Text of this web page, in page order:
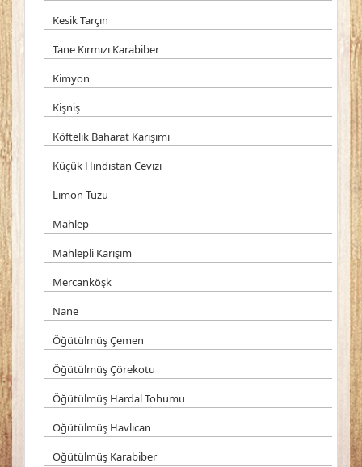
Kesik Tarçın
Tane Kırmızı Karabiber
Kimyon
Kişniş
Köftelik Baharat Karışımı
Küçük Hindistan Cevizi
Limon Tuzu
Mahlep
Mahlepli Karışım
Mercanköşk
Nane
Öğütülmüş Çemen
Öğütülmüş Çörekotu
Öğütülmüş Hardal Tohumu
Öğütülmüş Havlıcan
Öğütülmüş Karabiber